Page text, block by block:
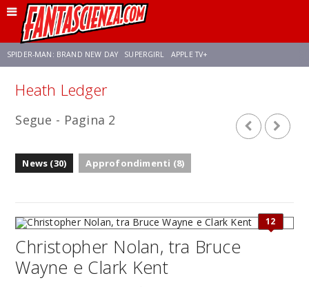
SPIDER-MAN: BRAND NEW DAY SUPERGIRL APPLE TV+
FRANCO RICCIARDIELLO
Heath Ledger
Segue - Pagina 2
News (30) Approfondimenti (8)
12
Christopher Nolan, tra Bruce
Wayne e Clark Kent